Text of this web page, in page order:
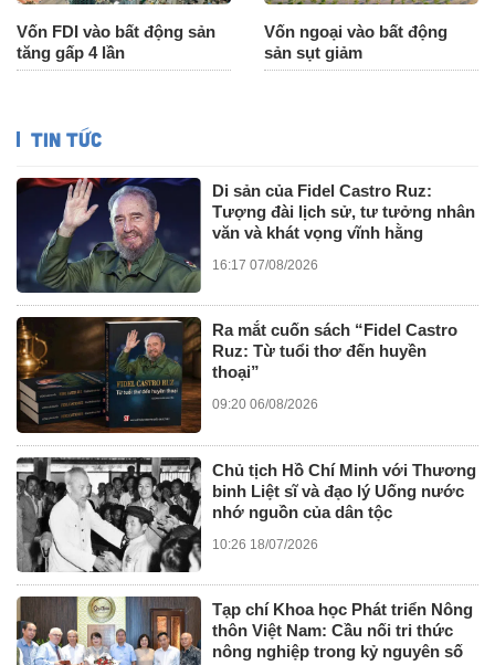
Vốn FDI vào bất động sản
tăng gấp 4 lần
Vốn ngoại vào bất động
sản sụt giảm
TIN TỨC
Di sản của Fidel Castro Ruz:
Tượng đài lịch sử, tư tưởng nhân
văn và khát vọng vĩnh hằng
16:17 07/08/2026
Ra mắt cuốn sách “Fidel Castro
Ruz: Từ tuổi thơ đến huyền
thoại”
09:20 06/08/2026
Chủ tịch Hồ Chí Minh với Thương
binh Liệt sĩ và đạo lý Uống nước
nhớ nguồn của dân tộc
10:26 18/07/2026
Tạp chí Khoa học Phát triển Nông
thôn Việt Nam: Cầu nối tri thức
nông nghiệp trong kỷ nguyên số